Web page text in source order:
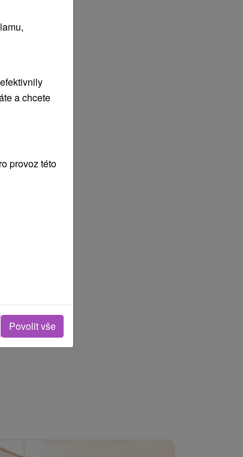
a chcete
provoz této
Povolit vše